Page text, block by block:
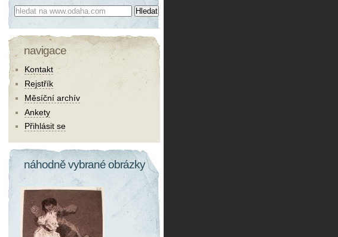
Co hledat:
navigace
Kontakt
Rejstřík
Měsíční archív
Ankety
Přihlásit se
náhodně vybrané obrázky